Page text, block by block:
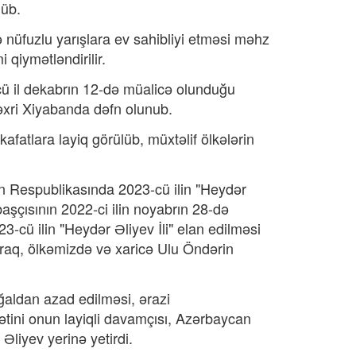
nüfuzlu yarışlara ev sahibliyi etməsi məhz
qiymətləndirilir.
il dekabrın 12-də müalicə olunduğu
Xiyabanda dəfn olunub.
layiq görülüb, müxtəlif ölkələrin
2023-cü ilin "Heydər
2022-ci ilin noyabrın 28-də
cü ilin "Heydər Əliyev İli" elan edilməsi
ölkəmizdə və xaricə Ulu Öndərin
azad edilməsi, ərazi
onun layiqli davamçısı, Azərbaycan
Əliyev yerinə yetirdi.